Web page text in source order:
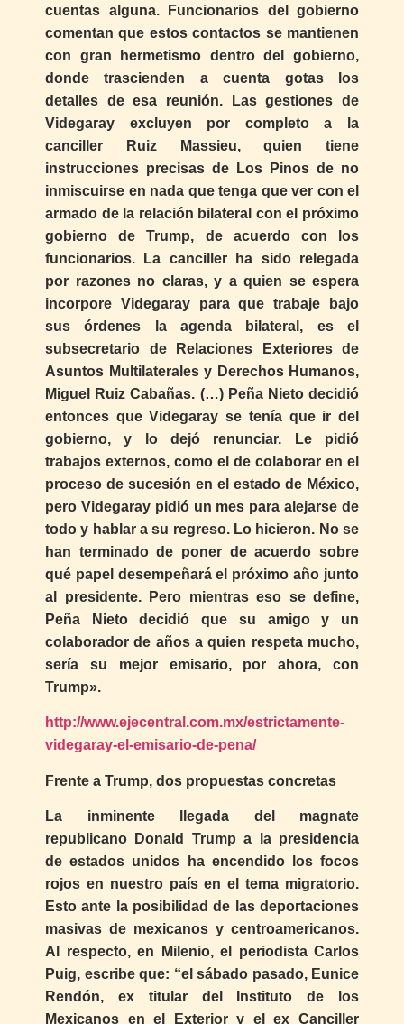
cuentas alguna. Funcionarios del gobierno
comentan que estos contactos se mantienen
con gran hermetismo dentro del gobierno,
donde trascienden a cuenta gotas los
detalles de esa reunión. Las gestiones de
Videgaray excluyen por completo a la
canciller Ruiz Massieu, quien tiene
instrucciones precisas de Los Pinos de no
inmiscuirse en nada que tenga que ver con el
armado de la relación bilateral con el próximo
gobierno de Trump, de acuerdo con los
funcionarios. La canciller ha sido relegada
por razones no claras, y a quien se espera
incorpore Videgaray para que trabaje bajo
sus órdenes la agenda bilateral, es el
subsecretario de Relaciones Exteriores de
Asuntos Multilaterales y Derechos Humanos,
Miguel Ruiz Cabañas. (…) Peña Nieto decidió
entonces que Videgaray se tenía que ir del
gobierno, y lo dejó renunciar. Le pidió
trabajos externos, como el de colaborar en el
proceso de sucesión en el estado de México,
pero Videgaray pidió un mes para alejarse de
todo y hablar a su regreso. Lo hicieron. No se
han terminado de poner de acuerdo sobre
qué papel desempeñará el próximo año junto
al presidente. Pero mientras eso se define,
Peña Nieto decidió que su amigo y un
colaborador de años a quien respeta mucho,
sería su mejor emisario, por ahora, con
Trump».
http://www.ejecentral.com.mx/estrictamente-
videgaray-el-emisario-de-pena/
Frente a Trump, dos propuestas concretas
La inminente llegada del magnate
republicano Donald Trump a la presidencia
de estados unidos ha encendido los focos
rojos en nuestro país en el tema migratorio.
Esto ante la posibilidad de las deportaciones
masivas de mexicanos y centroamericanos.
Al respecto, en Milenio, el periodista Carlos
Puig, escribe que: “el sábado pasado, Eunice
Rendón, ex titular del Instituto de los
Mexicanos en el Exterior y el ex Canciller